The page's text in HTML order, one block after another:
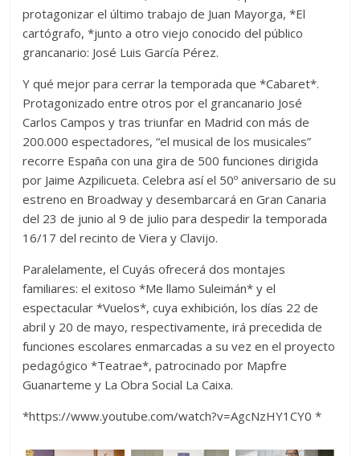
protagonizar el último trabajo de Juan Mayorga, *El
cartógrafo, *junto a otro viejo conocido del público
grancanario: José Luis García Pérez.
Y qué mejor para cerrar la temporada que *Cabaret*.
Protagonizado entre otros por el grancanario José
Carlos Campos y tras triunfar en Madrid con más de
200.000 espectadores, “el musical de los musicales”
recorre España con una gira de 500 funciones dirigida
por Jaime Azpilicueta. Celebra así el 50º aniversario de su
estreno en Broadway y desembarcará en Gran Canaria
del 23 de junio al 9 de julio para despedir la temporada
16/17 del recinto de Viera y Clavijo.
Paralelamente, el Cuyás ofrecerá dos montajes
familiares: el exitoso *Me llamo Suleimán* y el
espectacular *Vuelos*, cuya exhibición, los días 22 de
abril y 20 de mayo, respectivamente, irá precedida de
funciones escolares enmarcadas a su vez en el proyecto
pedagógico *Teatrae*, patrocinado por Mapfre
Guanarteme y La Obra Social La Caixa.
*https://www.youtube.com/watch?v=AgcNzHY1CY0*